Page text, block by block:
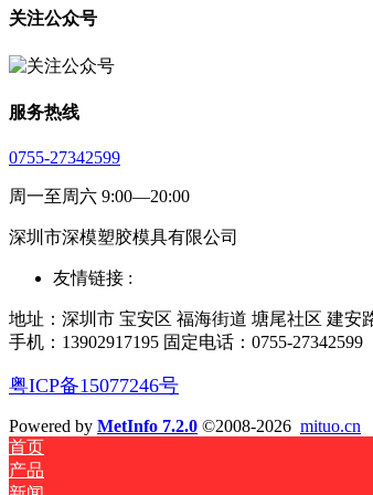
关注公众号
服务热线
0755-27342599
周一至周六 9:00—20:00
深圳市深模塑胶模具有限公司
友情链接 :
地址：深圳市 宝安区 福海街道 塘尾社区 建安
手机：13902917195 固定电话：0755-27342599
粤ICP备15077246号
Powered by MetInfo 7.2.0 ©2008-2026 mituo.cn
首页
产品